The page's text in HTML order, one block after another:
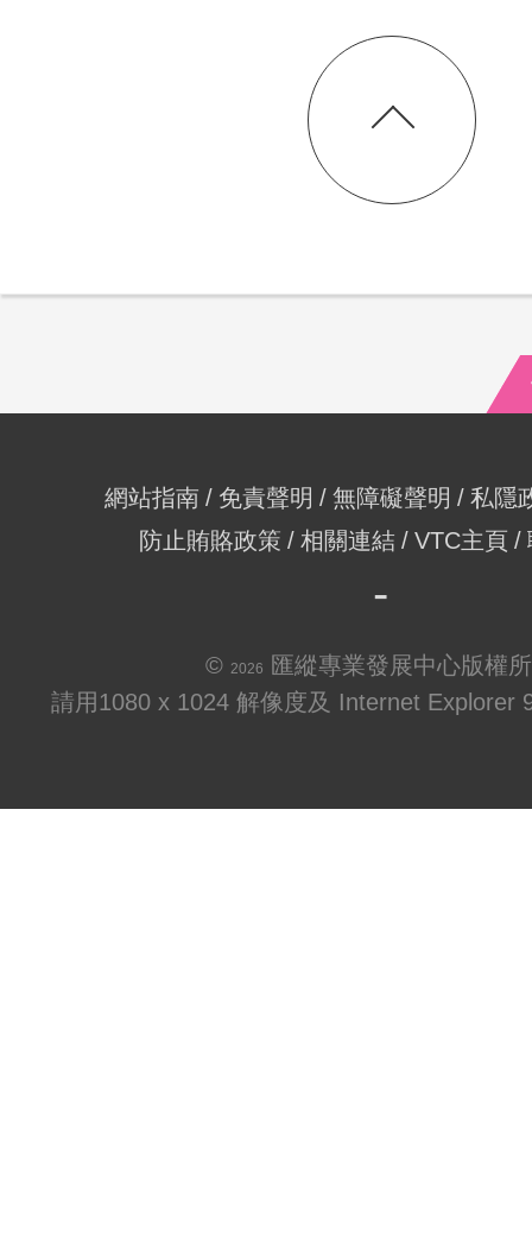
網站指南 免責聲明 無障礙聲明
私隱
防止賄賂政策
相關連結 VTC主頁
© 2026
匯縱專業發展中心版權
請用1080 x 1024 解像度及 Internet Explorer